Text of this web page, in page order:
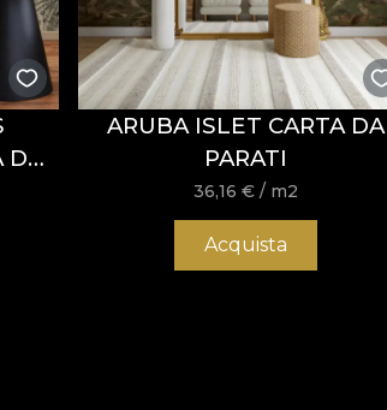
DA
ARUBA ISLET CARTA DA
PARATI
36,16€ / m2
Acquista